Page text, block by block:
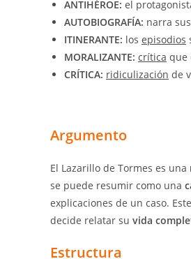
ANTIHÉROE: el
AUTOBIOGRAFÍA: narra
ITINERANTE: los episodios
MORALIZANTE: crítica que
CRÍTICA: ridiculización de
Argumento
El Lazarillo de Tormes es una
se puede resumir como una
explicaciones de un caso. Este
decide relatar su vida
Estructura